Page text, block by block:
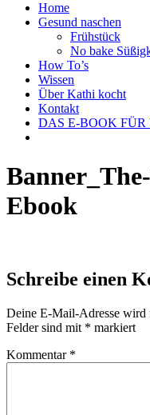
Home
Gesund naschen
Frühstück
No bake
How To’s
Wissen
Über Kathi kocht
Kontakt
DAS E-BOOK FÜR
Ebook
Schreibe einen
Deine E-Mail-Adresse wird
Felder sind mit * markiert
Kommentar *